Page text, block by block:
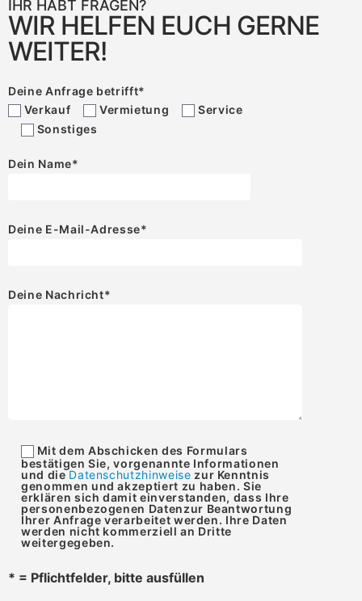
IHR HABT FRAGEN?
WIR HELFEN EUCH GERNE
WEITER!
Deine Anfrage betrifft*
Verkauf
Vermietung
Service
Sonstiges
Dein Name*
Deine E-Mail-Adresse*
Deine Nachricht*
Mit dem Abschicken des Formulars
bestätigen Sie, vorgenannte Informationen
und dieDatenschutzhinweise zur Kenntnis
genommen und akzeptiert zu haben. Sie
erklären sich damit einverstanden, dass Ihre
personenbezogenen Datenzur Beantwortung
Ihrer Anfrage verarbeitet werden. Ihre Daten
werden nicht kommerziell an Dritte
weitergegeben.
* = Pflichtfelder, bitte ausfüllen